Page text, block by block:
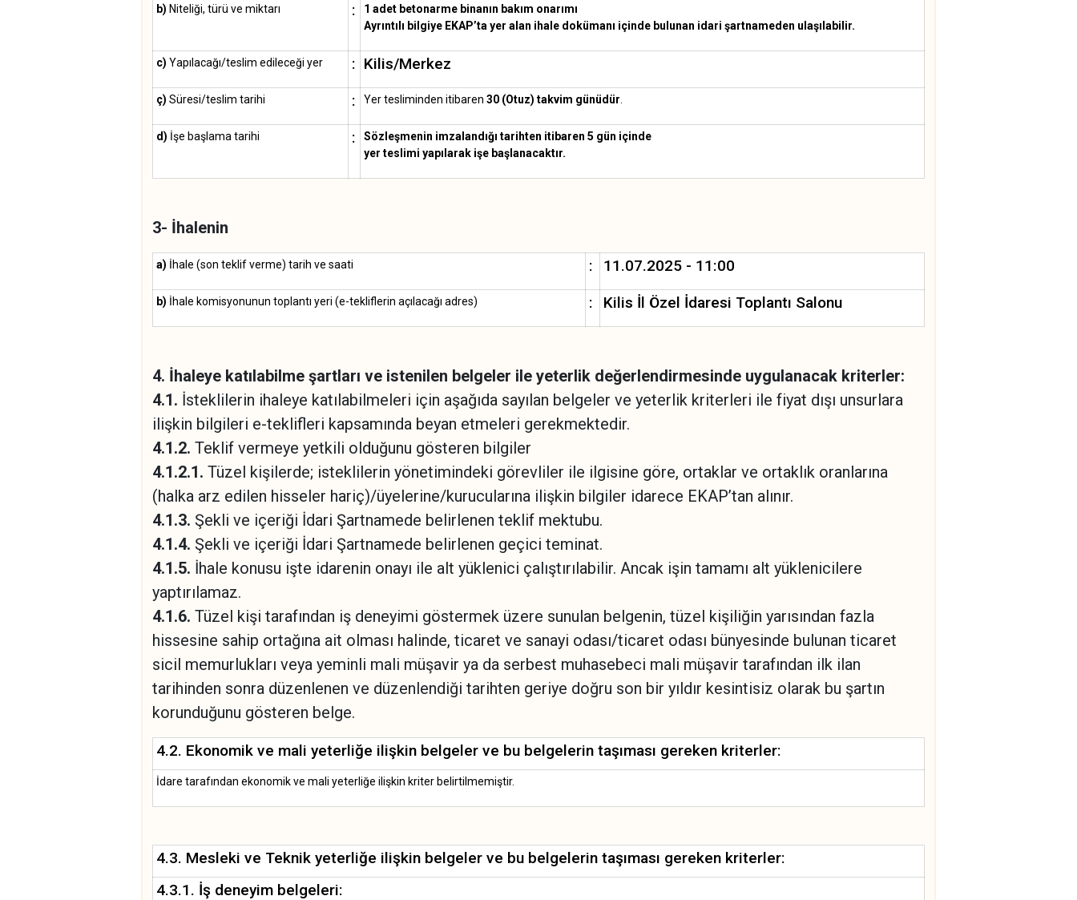
b) Niteliği, türü ve miktarı :
1 adet betonarme binanın bakım onarımı
Ayrıntılı bilgiye EKAP’ta yer alan ihale dokümanı içinde bulunan idari şartnameden ulaşılabilir.
c) Yapılacağı/teslim edileceği yer : Kilis/Merkez
ç) Süresi/teslim tarihi : Yer tesliminden itibaren 30 (Otuz) takvim günüdür
d) İşe başlama tarihi :
Sözleşmenin imzalandığı tarihten itibaren 5 gün içinde
yer teslimi yapılarak işe başlanacaktır.
3- İhalenin
a) İhale (son teklif verme) tarih ve saati : 11.07.2025 - 11:00
b) İhale komisyonunun toplantı yeri (e-tekliflerin açılacağı adres) : Kilis İl Özel İdaresi Toplantı Salonu
4. İhaleye katılabilme şartları ve istenilen belgeler ile yeterlik değerlendirmesinde uygulanacak kriterler:
4.1. İsteklilerin ihaleye katılabilmeleri için aşağıda sayılan belgeler ve yeterlik kriterleri ile fiyat dışı unsurlara
ilişkin bilgileri e-teklifleri kapsamında beyan etmeleri gerekmektedir.
4.1.2. Teklif vermeye yetkili olduğunu gösteren bilgiler
4.1.2.1. Tüzel kişilerde; isteklilerin yönetimindeki görevliler ile ilgisine göre, ortaklar ve ortaklık oranlarına
(halka arz edilen hisseler hariç)/üyelerine/kurucularına ilişkin bilgiler idarece EKAP’tan alınır.
4.1.3. Şekli ve içeriği İdari Şartnamede belirlenen teklif mektubu.
4.1.4. Şekli ve içeriği İdari Şartnamede belirlenen geçici teminat.
4.1.5. İhale konusu işte idarenin onayı ile alt yüklenici çalıştırılabilir. Ancak işin tamamı alt yüklenicilere
yaptırılamaz.
4.1.6. Tüzel kişi tarafından iş deneyimi göstermek üzere sunulan belgenin, tüzel kişiliğin yarısından fazla
hissesine sahip ortağına ait olması halinde, ticaret ve sanayi odası/ticaret odası bünyesinde bulunan ticaret
sicil memurlukları veya yeminli mali müşavir ya da serbest muhasebeci mali müşavir tarafından ilk ilan
tarihinden sonra düzenlenen ve düzenlendiği tarihten geriye doğru son bir yıldır kesintisiz olarak bu şartın
korunduğunu gösteren belge.
4.2. Ekonomik ve mali yeterliğe ilişkin belgeler ve bu belgelerin taşıması gereken kriterler:
İdare tarafından ekonomik ve mali yeterliğe ilişkin kriter belirtilmemiştir.
4.3. Mesleki ve Teknik yeterliğe ilişkin belgeler ve bu belgelerin taşıması gereken kriterler:
4.3.1. İş deneyim belgeleri: